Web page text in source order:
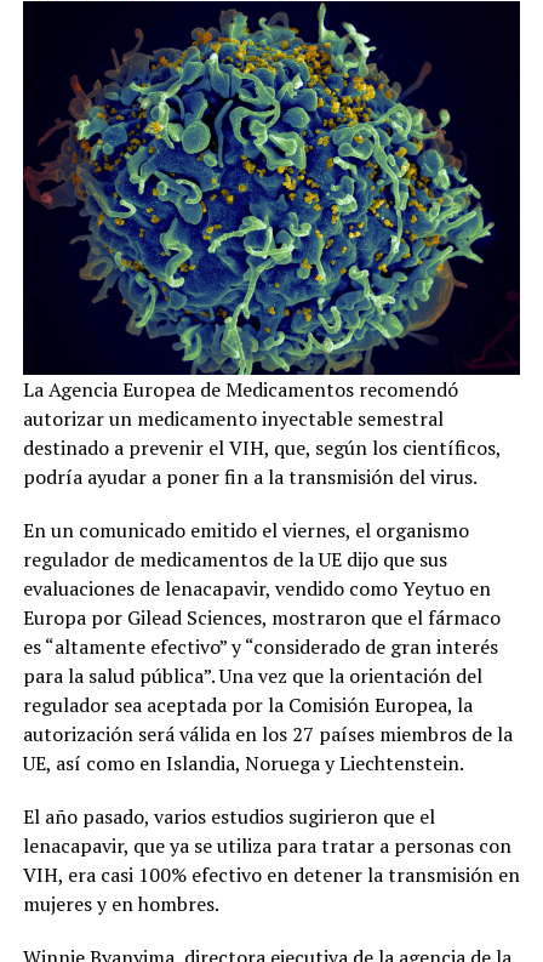
La Agencia Europea de Medicamentos recomendó
autorizar un medicamento inyectable semestral
destinado a prevenir el VIH, que, según los científicos,
podría ayudar a poner fin a la transmisión del virus.
En un comunicado emitido el viernes, el organismo
regulador de medicamentos de la UE dijo que sus
evaluaciones de lenacapavir, vendido como Yeytuo en
Europa por Gilead Sciences, mostraron que el fármaco
es “altamente efectivo” y “considerado de gran interés
para la salud pública”. Una vez que la orientación del
regulador sea aceptada por la Comisión Europea, la
autorización será válida en los 27 países miembros de la
UE, así como en Islandia, Noruega y Liechtenstein.
El año pasado, varios estudios sugirieron que el
lenacapavir, que ya se utiliza para tratar a personas con
VIH, era casi 100% efectivo en detener la transmisión en
mujeres y en hombres.